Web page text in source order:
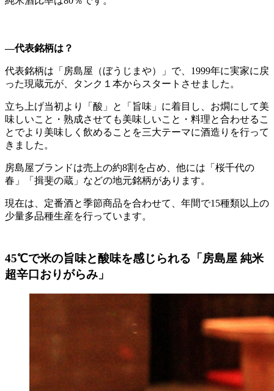
―代表銘柄は？
代表銘柄は「房島屋（ぼうじまや）」で、1999年に実家に戻
った現蔵元が、タンク１本からスタートさせました。
立ち上げ当初より「酸」と「旨味」に着目し、お燗にして美
味しいこと・熟成させても美味しいこと・料理と合わせるこ
とでより美味しく飲めることを三大テーマに酒造りを行って
きました。
房島屋ブランドは売上の約8割を占め、他には「桜千代の
春」「揖斐の蔵」などの地元銘柄があります。
現在は、定番酒と季節商品を合わせて、年間で15種類以上の
少量多品種生産を行っています。
45℃で米の旨味と酸味を感じられる 「房島屋 純米
超辛口おりがらみ」